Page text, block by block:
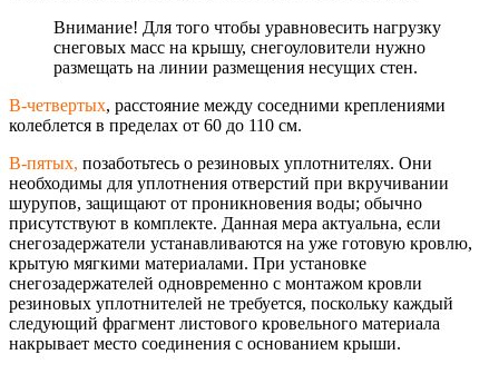
Внимание! Для того чтобы уравновесить нагрузку
снеговых масс на крышу, снегоуловители нужно
размещать на линии размещения несущих стен.
В-четвертых, расстояние между соседними креплениями
колеблется в пределах от 60 до 110 см.
В-пятых, позаботьтесь о резиновых уплотнителях. Они
необходимы для уплотнения отверстий при вкручивании
шурупов, защищают от проникновения воды; обычно
присутствуют в комплекте. Данная мера актуальна, если
снегозадержатели устанавливаются на уже готовую кровлю,
крытую мягкими материалами. При установке
снегозадержателей одновременно с монтажом кровли
резиновых уплотнителей не требуется, поскольку каждый
следующий фрагмент листового кровельного материала
накрывает место соединения с основанием крыши.